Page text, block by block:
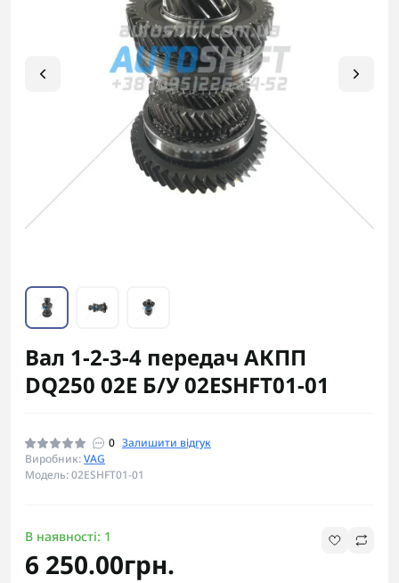
Вал 1-2-3-4 передач АКПП
DQ250 02E Б/У 02ESHFT01-01
0 Залишити відгук
Виробник:VAG
Модель: 02ESHFT01-01
В наявності: 1
6 250.00грн.